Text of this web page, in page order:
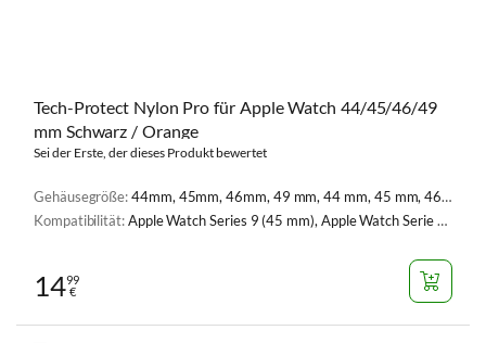
Tech-Protect Nylon Pro für Apple Watch 44/45/46/49
mm Schwarz / Orange
Sei der Erste, der dieses Produkt bewertet
Gehäusegröße:44mm, 45mm, 46mm, 49 mm, 44 mm, 45 mm, 46 mm. 49 mm
Kompatibilität:Apple Watch Series 9 (45 mm), Apple Watch Serie 4, 5, 6, SE, SE 2 (44 mm), Apple Watch Series 7 (45 mm), Apple Watch Series 8 (45 mm), Apple Watch Ultra (49 mm), Apple Watch Ultra 2 (49 mm), Apple Watch Series 10 (46 mm), Apple Watch SE 2 (44 mm)
1499
€